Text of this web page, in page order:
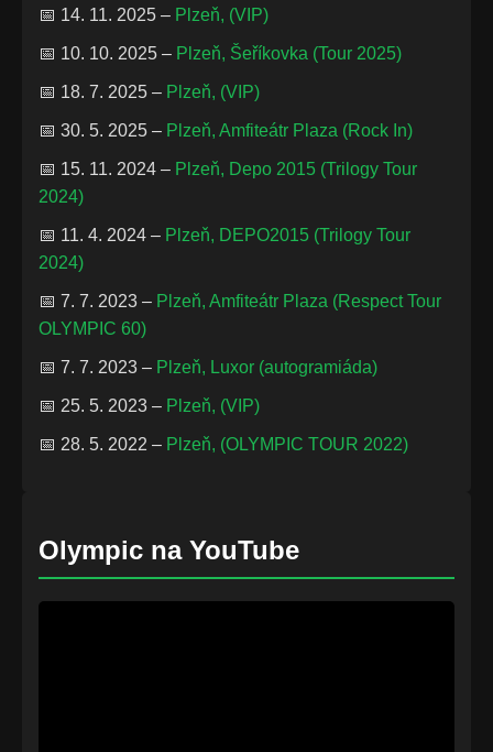
📅 14. 11. 2025 – Plzeň, (VIP)
📅 10. 10. 2025 – Plzeň, Šeříkovka (Tour 2025)
📅 18. 7. 2025 – Plzeň, (VIP)
📅 30. 5. 2025 – Plzeň, Amfiteátr Plaza (Rock In)
📅 15. 11. 2024 – Plzeň, Depo 2015 (Trilogy Tour
2024)
📅 11. 4. 2024 – Plzeň, DEPO2015 (Trilogy Tour
2024)
📅 7. 7. 2023 – Plzeň, Amfiteátr Plaza (Respect Tour
OLYMPIC 60)
📅 7. 7. 2023 – Plzeň, Luxor (autogramiáda)
📅 25. 5. 2023 – Plzeň, (VIP)
📅 28. 5. 2022 – Plzeň, (OLYMPIC TOUR 2022)
Olympic na YouTube